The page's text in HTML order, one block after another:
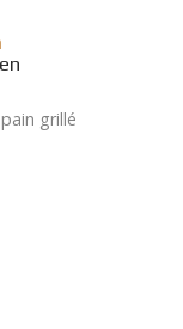
grillé